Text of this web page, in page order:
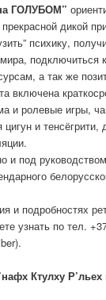
ГОЛУБОМ”
дикой
психику,
подключиться
а так же
включена
и ролевые игры,
и тенсёгрити,
и под
и подробностях
узнать по тел.
Ктулху Р’льех